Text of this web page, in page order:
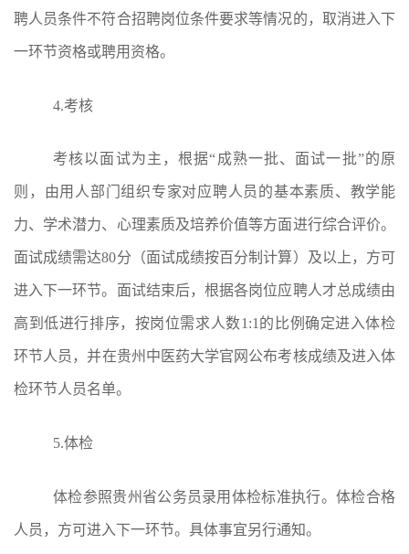
聘人员条件不符合招聘岗位条件要求等情况的，取消进入下
一环节资格或聘用资格。
4.考核
考核以面试为主，根据“成熟一批、面试一批”的原
则，由用人部门组织专家对应聘人员的基本素质、教学能
力、学术潜力、心理素质及培养价值等方面进行综合评价。
面试成绩需达80分（面试成绩按百分制计算）及以上，方可
进入下一环节。面试结束后，根据各岗位应聘人才总成绩由
高到低进行排序，按岗位需求人数1:1的比例确定进入体检
环节人员，并在贵州中医药大学官网公布考核成绩及进入体
检环节人员名单。
5.体检
体检参照贵州省公务员录用体检标准执行。体检合格
人员，方可进入下一环节。 具体事宜另行通知。